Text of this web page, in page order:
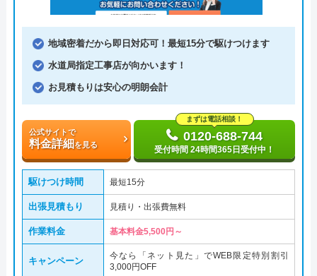
地域密着だから即日対応可！最短15分で駆けつけます
水道局指定工事店が向かいます！
お見積もりは安心の明朗会計
公式サイトで
料金詳細 を見る
まずは電話相談！
0120-688-744
受付時間 24時間365日受付中！
駆けつけ時間 最短15分
出張見積もり 見積り・出張費無料
作業料金 基本料金5,500円～
キャンペーン
今なら「ネット見た」でWEB限定特別割引
3,000円OFF